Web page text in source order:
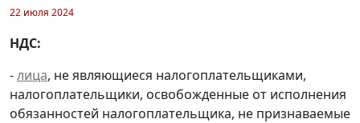
22 июля 2024
НДС:
-лица, не являющиеся налогоплательщиками,
налогоплательщики, освобожденные от исполнения
обязанностей налогоплательщика, не признаваемые